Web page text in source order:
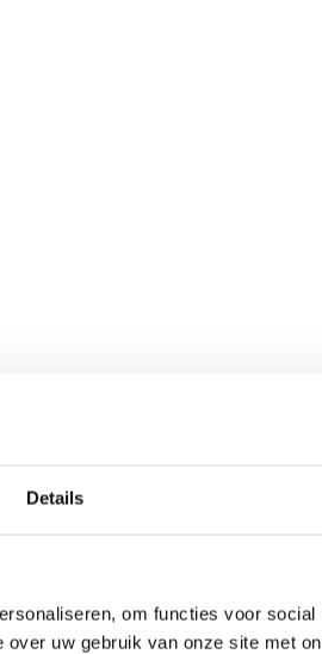
Details
om functies voor
uw gebruik van onze site met